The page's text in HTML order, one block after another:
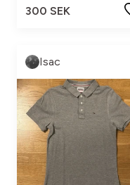
300 SEK
Isac